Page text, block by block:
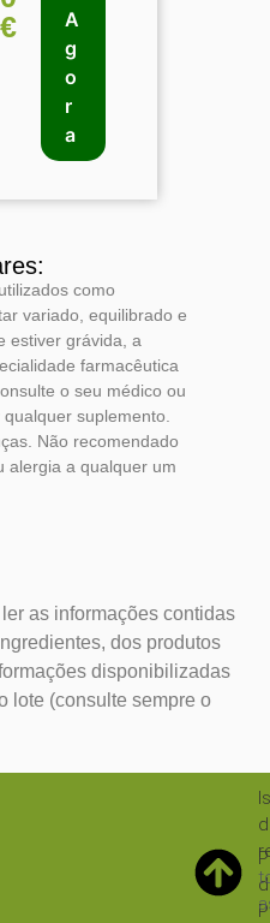
€
A
g
o
r
a
como
variado, equilibrado e
estiver grávida, a
farmacêutica
o seu médico ou
suplemento.
Não recomendado
alergia a qualquer um
as informações contidas
dos produtos
disponibilizadas
lote (consulte sempre o